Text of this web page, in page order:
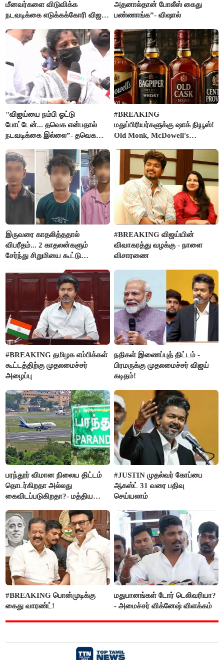
மீனவர்களை விடுவிக்க
நடவடிக்கை எடுக்கக்கோரி விஜய்
அதனால்தான் போலீஸ் கைது
பண்ணாங்க”- விஷால்
"விஜய்யை நம்பி ஓட்டு
போட்டேன்... தவெக என்பதால்
நடவடிக்கை இல்லை”- தவெக
கதறல்
#BREAKING
மதுப்பிரியர்களுக்கு ஷாக் நியூஸ்!
Old Monk, McDowell's
FSSAI தடை
இருவரை காதலித்ததால்
விபரீதம்... 2 காதலன்களும்
சேர்ந்து சிறுமியை கூட்டு
செய்த கொடூரம்
#BREAKING விஜய்யின்
விவாகரத்து வழக்கு - நாளை
விசாரணை
#BREAKING தமிழக எம்பிக்கள்
கூட்டத்திற்கு முதலமைச்சர்
அழைப்பு
நதிகள் இணைப்புத் திட்டம் -
பிரமருக்கு முதலமைச்சர் விஜய்
கடிதம்!
பரந்தூர் விமான நிலைய திட்டம்
தொடர்கிறதா அல்லது
கைவிடப்படுகிறதா?- மத்திய
#JUSTIN முதல்வர் கோப்பை
ஆகஸ்ட் 31 வரை பதிவு
செய்யலாம்
#BREAKING பொன்முடிக்கு
கைது வாரண்ட்!
மதுபானங்கள் டோர் டெலிவரியா?
- அமைச்சர் விக்னேஷ் விளக்கம்